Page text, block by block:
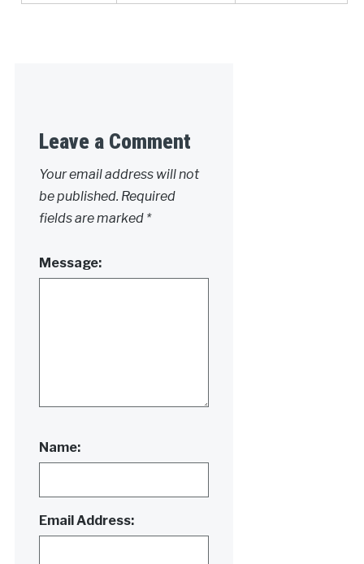
Leave a Comment
Your email address will not
be published. Required
fields are marked *
Message:
Name:
Email Address: